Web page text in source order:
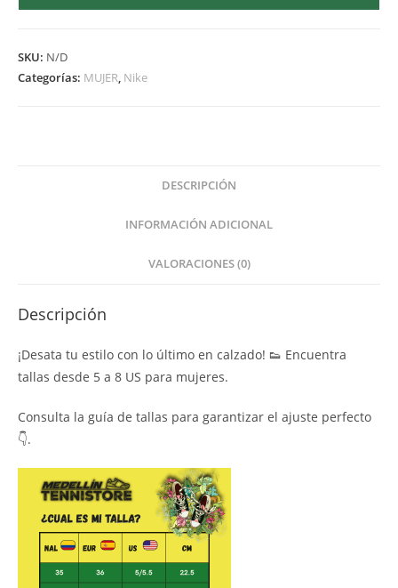
SKU: N/D
Categorías: MUJER, Nike
DESCRIPCIÓN
INFORMACIÓN ADICIONAL
VALORACIONES (0)
Descripción
¡Desata tu estilo con lo último en calzado! 👟 Encuentra
tallas desde 5 a 8 US para mujeres.
Consulta la guía de tallas para garantizar el ajuste perfecto
👇.